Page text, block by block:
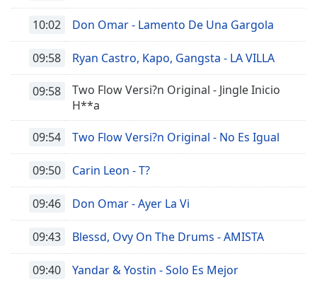
10:02 Don Omar - Lamento De Una Gargola
09:58 Ryan Castro, Kapo, Gangsta - LA VILLA
09:58
Two Flow Versi?n Original - Jingle Inicio
H**a
09:54 Two Flow Versi?n Original - No Es Igual
09:50 Carin Leon - T?
09:46 Don Omar - Ayer La Vi
09:43 Blessd, Ovy On The Drums - AMISTA
09:40 Yandar & Yostin - Solo Es Mejor